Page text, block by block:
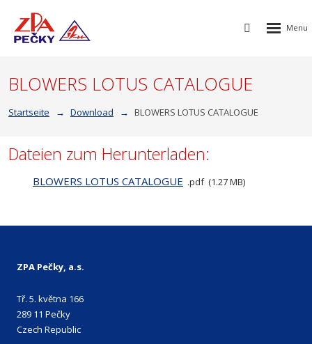
Vyhledávání
Rozbalení
BLOWERS LOTUS CATALOGUE
Startseite Download BLOWERS LOTUS CATALOGUE
Dateien zum Herunterladen:
BLOWERS LOTUS CATALOGUE pdf 1.27 MB
ZPA Pečky, a.s.
Tř. 5. května 166
289 11 Pečky
Czech Republic